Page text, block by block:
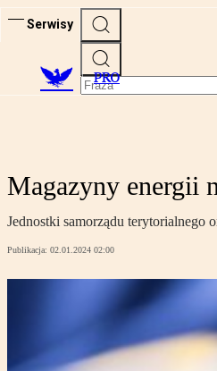
Serwisy
PRO
Magazyny energii
Jednostki samorządu terytorialnego
Publikacja: 02.01.2024 02:00